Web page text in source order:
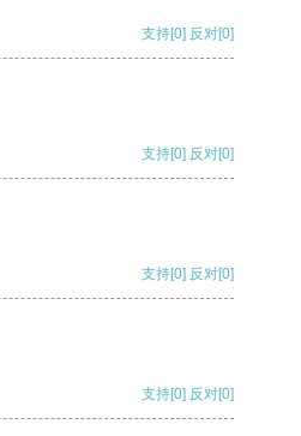
支持[0] 反对[0]
支持[0] 反对[0]
支持[0] 反对[0]
支持[0] 反对[0]